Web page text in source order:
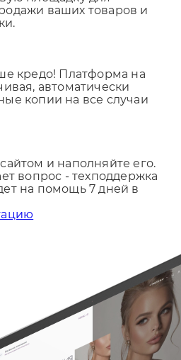
площадку для
ваших товаров и
кредо! Платформа на
автоматически
копии на все случаи
и наполняйте его.
вопрос - техподдержка
на помощь 7 дней в
Вы принимаете